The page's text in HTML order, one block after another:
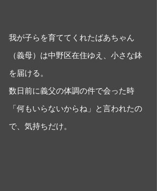
我が子らを育ててくれたばあちゃん
（義母）は中野区在住ゆえ、小さな鉢
を届ける。
数日前に義父の体調の件で会った時
「何もいらないからね」と言われたの
で、気持ちだけ。